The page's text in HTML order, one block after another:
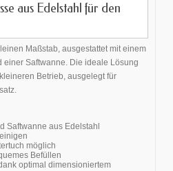
aus Edelstahl für den
Maßstab, ausgestattet mit einem
einer Saftwanne. Die ideale Lösung
Betrieb, ausgelegt für
Saftwanne aus Edelstahl
möglich
Befüllen
optimal dimensioniertem